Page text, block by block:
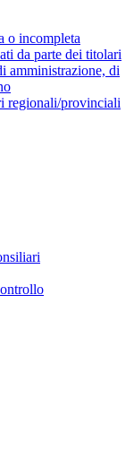
o incompleta
da parte dei titolari
amministrazione, di
regionali/provinciali